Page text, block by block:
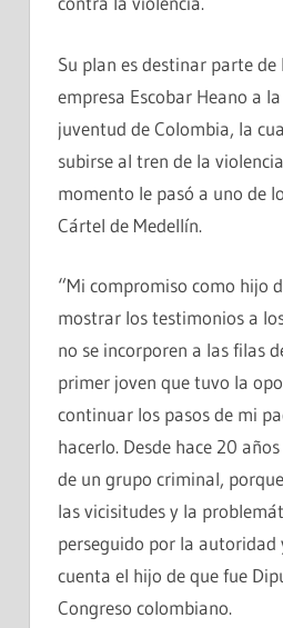
Su plan es destinar parte de
empresa Escobar Heano a
juventud de Colombia, la
subirse al tren de la
momento le pasó a uno de
Cártel de Medellín.
“Mi compromiso como hijo
mostrar los testimonios a
no se incorporen a las filas
primer joven que tuvo la
continuar los pasos de mi
hacerlo. Desde hace 20
de un grupo criminal,
las vicisitudes y la
perseguido por la autoridad
cuenta el hijo de que fue
Congreso colombiano.